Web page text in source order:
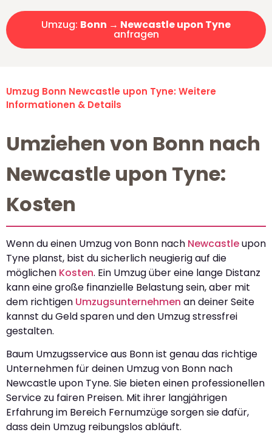
Umzug: Bonn → Newcastle upon Tyne
anfragen
Umzug Bonn Newcastle upon Tyne: Weitere
Informationen & Details
Umziehen von Bonn nach
Newcastle upon Tyne:
Kosten
Wenn du einen Umzug von Bonn nach Newcastleupon
Tyne planst, bist du sicherlich neugierig auf die
möglichen Kosten. Ein Umzug über eine lange Distanz
kann eine große finanzielle Belastung sein, aber mit
dem richtigen Umzugsunternehmen an deiner Seite
kannst du Geld sparen und den Umzug stressfrei
gestalten.
Baum Umzugsservice aus Bonn ist genau das richtige
Unternehmen für deinen Umzug von Bonn nach
Newcastle upon Tyne. Sie bieten einen professionellen
Service zu fairen Preisen. Mit ihrer langjährigen
Erfahrung im Bereich Fernumzüge sorgen sie dafür,
dass dein Umzug reibungslos abläuft.